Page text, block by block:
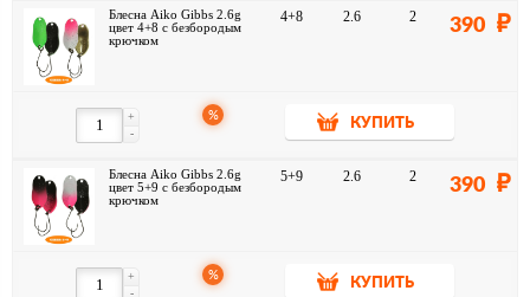
Блесна Aiko Gibbs 2.6g
цвет 4+8 с безбородым
крючком
4+8 2.6 2 390
-
+ %
КУПИТЬ
Блесна Aiko Gibbs 2.6g
цвет 5+9 с безбородым
крючком
5+9 2.6 2 390
-
+ %
КУПИТЬ